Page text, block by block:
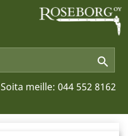

Soita meille: 044 552 8162